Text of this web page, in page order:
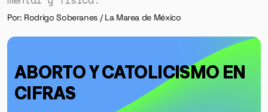
Por: Rodrigo Soberanes / La Marea de México
ABORTO Y CATOLICISMO EN
CIFRAS